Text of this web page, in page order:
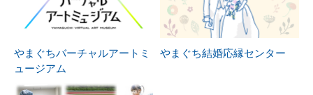
やまぐちバーチャルアートミ
ュージアム
やまぐち結婚応縁センター